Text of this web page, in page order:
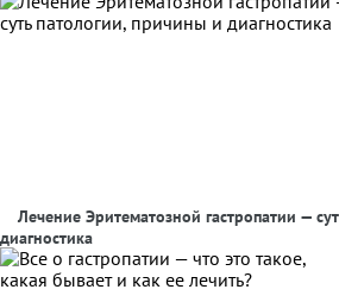
Лечение Эритематозной гастропатии —
диагностика